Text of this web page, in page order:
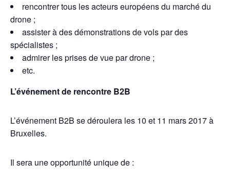
rencontrer tous les acteurs européens du marché du
drone ;
assister à des démonstrations de vols par des
spécialistes ;
admirer les prises de vue par drone ;
etc.
L’événement de rencontre B2B
L’événement B2B se déroulera les 10 et 11 mars 2017 à
Bruxelles.
Il sera une opportunité unique de :